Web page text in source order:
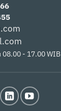
08.00 - 17.00 WIB